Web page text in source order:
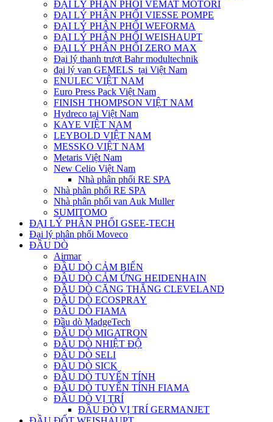
ĐẠI LÝ PHÂN PHỐI VEMAT MOTORI
ĐẠI LÝ PHÂN PHỐI VIESSE POMPE
ĐẠI LÝ PHÂN PHỐI WEFORMA
ĐẠI LÝ PHÂN PHỐI WEISHAUPT
ĐẠI LÝ PHÂN PHỐI ZERO MAX
Đại lý thanh trượt Bahr modultechnik
đại lý van GEMELS tại Việt Nam
ENULEC VIỆT NAM
Euro Press Pack Việt Nam
FINISH THOMPSON VIỆT NAM
Hydreco tại Việt Nam
KAYE VIỆT NAM
LEYBOLD VIỆT NAM
MESSKO VIỆT NAM
Metaris Việt Nam
New Celio Việt Nam
Nhà phân phối RE SPA
Nhà phân phối RE SPA
Nhà phân phối van Auk Muller
SUMITOMO
ĐẠI LÝ PHÂN PHỐI GSEE-TECH
Đại lý phân phối Moveco
ĐẦU DÒ
Airmar
ĐẦU DÒ CẢM BIẾN
ĐẦU DÒ CẢM ỨNG HEIDENHAIN
ĐẦU DÒ CĂNG THẲNG CLEVELAND
ĐẦU DÒ ECOSPRAY
ĐẦU DÒ FIAMA
Đầu dò MadgeTech
ĐẦU DÒ MIGATRON
ĐẦU DÒ NHIỆT ĐỘ
ĐẦU DÒ SELI
ĐẦU DÒ SICK
ĐẦU DÒ TUYẾN TÍNH
ĐẦU DÒ TUYẾN TÍNH FIAMA
ĐẦU DÒ VỊ TRÍ
ĐẦU ĐÒ VỊ TRÍ GERMANJET